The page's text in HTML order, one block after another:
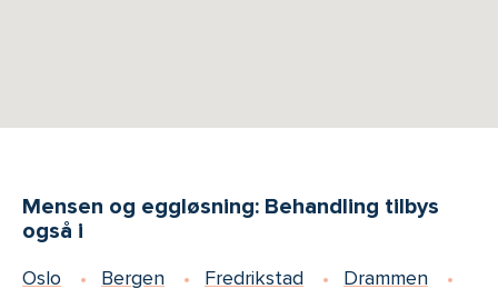
Mensen og eggløsning: Behandling tilbys
også i
Oslo Bergen Fredrikstad
Drammen